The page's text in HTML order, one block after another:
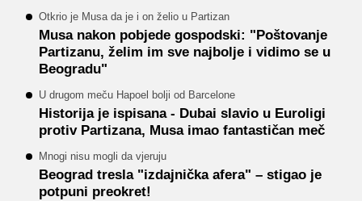
Otkrio je Musa da je i on želio u Partizan
Musa nakon pobjede gospodski: "Poštovanje
Partizanu, želim im sve najbolje i vidimo se u
Beogradu"
U drugom meču Hapoel bolji od Barcelone
Historija je ispisana - Dubai slavio u Euroligi
protiv Partizana, Musa imao fantastičan meč
Mnogi nisu mogli da vjeruju
Beograd tresla "izdajnička afera" – stigao je
potpuni preokret!